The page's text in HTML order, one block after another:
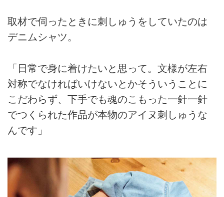
取材で伺ったときに刺しゅうをしていたのは
デニムシャツ。
「日常で身に着けたいと思って。文様が左右
対称でなければいけないとかそういうことに
こだわらず、下手でも魂のこもった一針一針
でつくられた作品が本物のアイヌ刺しゅうな
んです」